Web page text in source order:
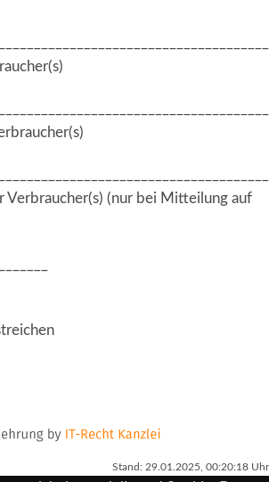
(nur bei Mitteilung auf
Stand: 29.01.2025, 00:20:18 Uhr